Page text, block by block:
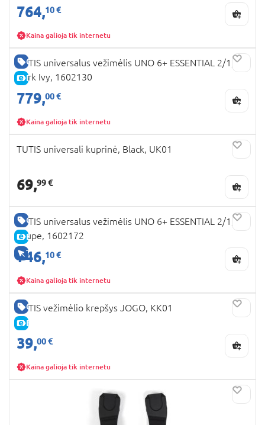
764,10 €
Kaina galioja tik internetu
GERA KAINA
E-KAINA
TUTIS universalus vežimėlis UNO 6+ ESSENTIAL 2/1,
Dark Ivy, 1602130
779,00 €
Kaina galioja tik internetu
TUTIS universali kuprinė, Black, UK01
69,99 €
GERA KAINA
E-KAINA
TIK INTERNETU
TUTIS universalus vežimėlis UNO 6+ ESSENTIAL 2/1,
Taupe, 1602172
746,10 €
Kaina galioja tik internetu
GERA KAINA
E-KAINA
TUTIS vežimėlio krepšys JOGO, KK01
39,00 €
Kaina galioja tik internetu